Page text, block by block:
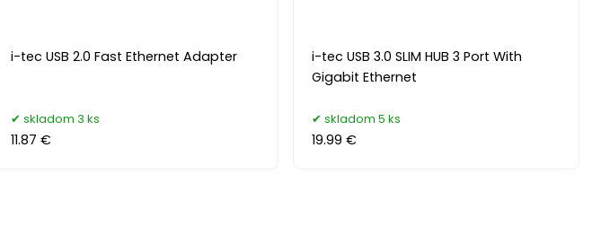
i-tec USB 2.0 Fast Ethernet Adapter
skladom 3 ks
11.87 €
i-tec USB 3.0 SLIM HUB 3 Port With
Gigabit Ethernet
skladom 5 ks
19.99 €